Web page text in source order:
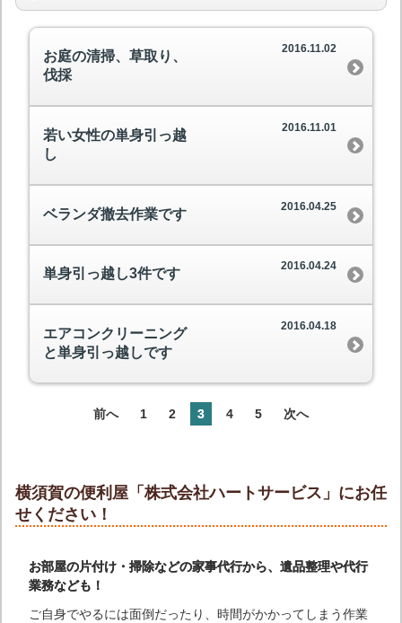
2016.11.02
お庭の清掃、草取り、
伐採
2016.11.01
若い女性の単身引っ越
し
2016.04.25
ベランダ撤去作業です
2016.04.24
単身引っ越し3件です
2016.04.18
エアコンクリーニング
と単身引っ越しです
前へ 1 2 3 4 5 次へ
横須賀の便利屋「株式会社ハートサービス」にお任
せください！
お部屋の片付け・掃除などの家事代行から、遺品整理や代行
業務なども！
ご自身でやるには面倒だったり、時間がかかってしまう作業